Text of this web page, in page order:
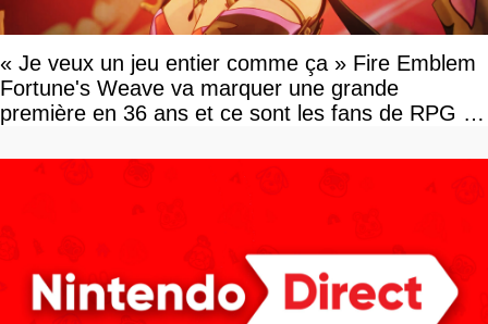
« Je veux un jeu entier comme ça » Fire Emblem
Fortune's Weave va marquer une grande
première en 36 ans et ce sont les fans de RPG en